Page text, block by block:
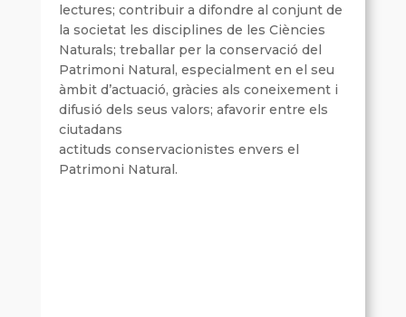
lectures; contribuir a difondre al conjunt de
la societat les disciplines de les Ciències
Naturals; treballar per la conservació del
Patrimoni Natural, especialment en el seu
àmbit d’actuació, gràcies als coneixement i
difusió dels seus valors; afavorir entre els
ciutadans
actituds conservacionistes envers el
Patrimoni Natural.